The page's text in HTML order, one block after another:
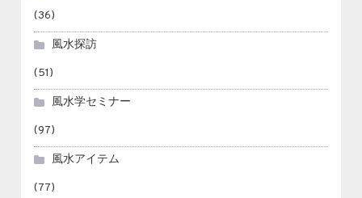
(36)
風水探訪
(51)
風水学セミナー
(97)
風水アイテム
(77)